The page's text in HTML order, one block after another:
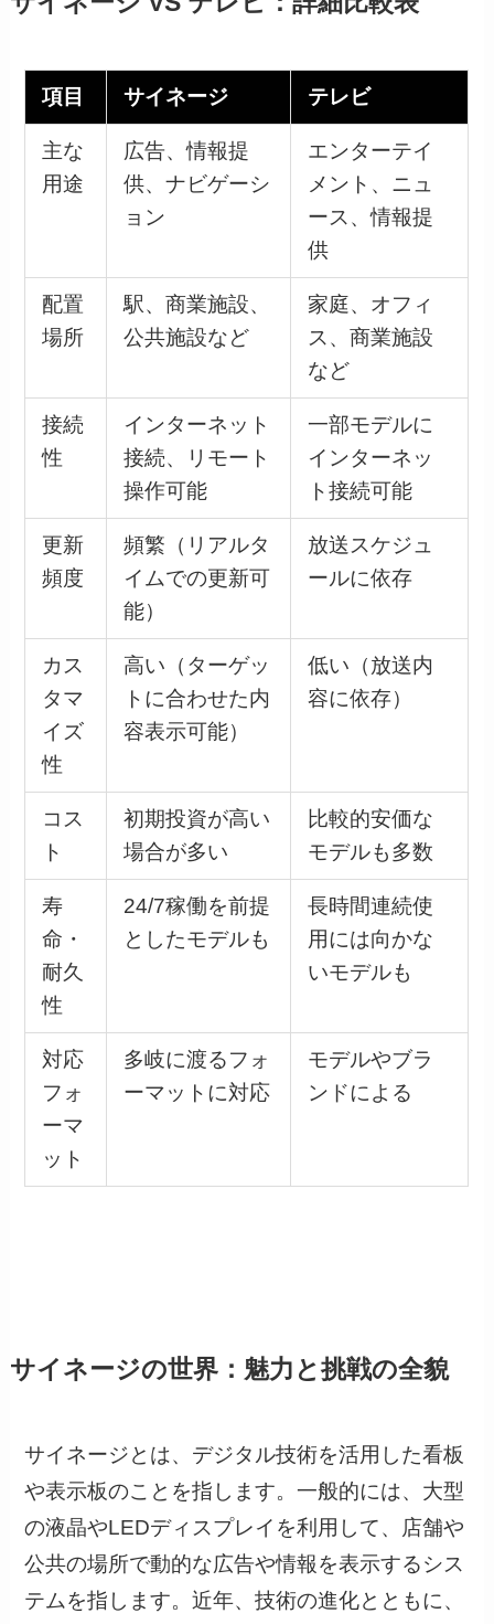
項目 サイネージ テレビ
主な
用途
広告、情報提
供、ナビゲーシ
ョン
エンターテイ
メント、ニュ
ース、情報提
供
配置
場所
駅、商業施設、
公共施設など
家庭、オフィ
ス、商業施設
など
接続
性
インターネット
接続、リモート
操作可能
一部モデルに
インターネッ
ト接続可能
更新
頻度
頻繁（リアルタ
イムでの更新可
能）
放送スケジュ
ールに依存
カス
タマ
イズ
性
高い（ターゲッ
トに合わせた内
容表示可能）
低い（放送内
容に依存）
コス
ト
初期投資が高い
場合が多い
比較的安価な
モデルも多数
寿
命・
耐久
性
24/7稼働を前提
としたモデルも
長時間連続使
用には向かな
いモデルも
対応
フォ
ーマ
ット
多岐に渡るフォ
ーマットに対応
モデルやブラ
ンドによる
サイネージの世界：魅力と挑戦の全貌
サイネージとは、デジタル技術を活用した看板
や表示板のことを指します。一般的には、大型
の液晶やLEDディスプレイを利用して、店舗や
公共の場所で動的な広告や情報を表示するシス
テムを指します。近年、技術の進化とともに、